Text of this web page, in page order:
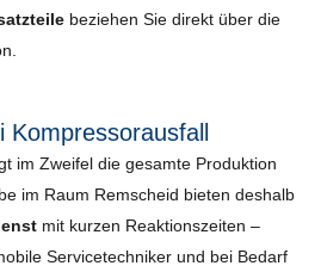
beziehen Sie direkt über die
im Zweifel die gesamte Produktion
im Raum Remscheid bieten deshalb
mit kurzen Reaktionszeiten –
Servicetechniker und bei Bedarf